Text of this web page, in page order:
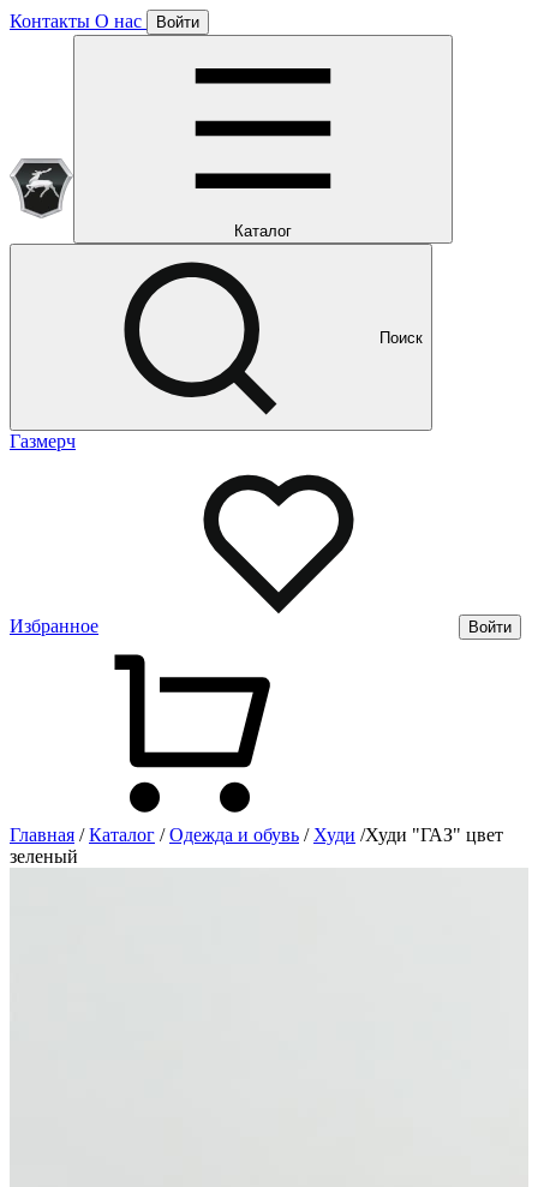
Контакты О нас Войти
Каталог
Поиск
Газмерч
Избранное Войти
Главная / Каталог / Одежда и обувь / Худи /Худи "ГАЗ" цвет
зеленый
Отлично!
Подписка уже оформлена